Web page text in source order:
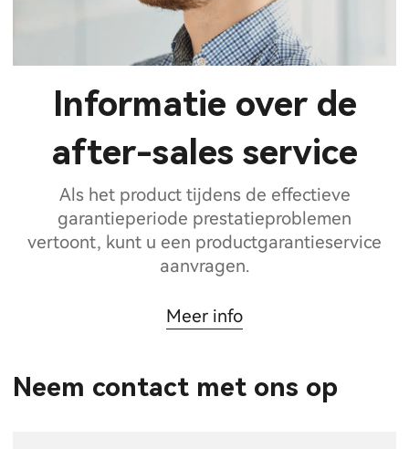
Informatie over de
after-sales service
Als het product tijdens de effectieve
garantieperiode prestatieproblemen
vertoont, kunt u een productgarantieservice
aanvragen.
Meer info
Neem contact met ons op